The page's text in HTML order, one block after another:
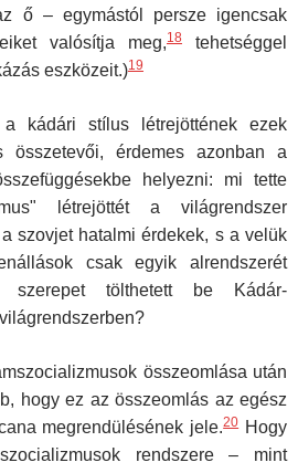
ő – egymástól persze igencsak
valósítja meg,18
tehetséggel
eszközeit.)19
kádári stílus létrejöttének ezek
összetevői, érdemes azonban a
helyezni: mi tette
létrejöttét a világ­rendszer
szovjet hatalmi érdekek, s a velük
csak egyik alrendszerét
szerepet tölthetett be Kádár-
összeomlása után
hogy ez az összeomlás az egész
megrendülésének jele.20Hogy
rendszere – mint